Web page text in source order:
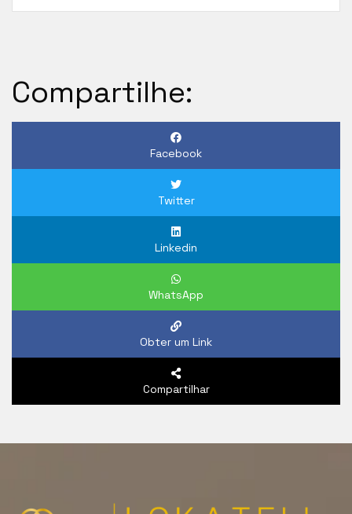
Compartilhe:
Facebook
Twitter
Linkedin
WhatsApp
Obter um Link
Compartilhar